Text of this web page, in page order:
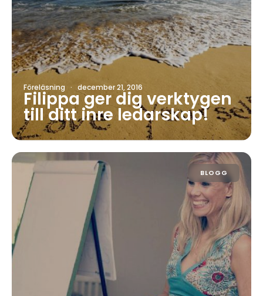
Föreläsning · december 21, 2016
Filippa ger dig verktygen
till ditt inre ledarskap!
BLOGG